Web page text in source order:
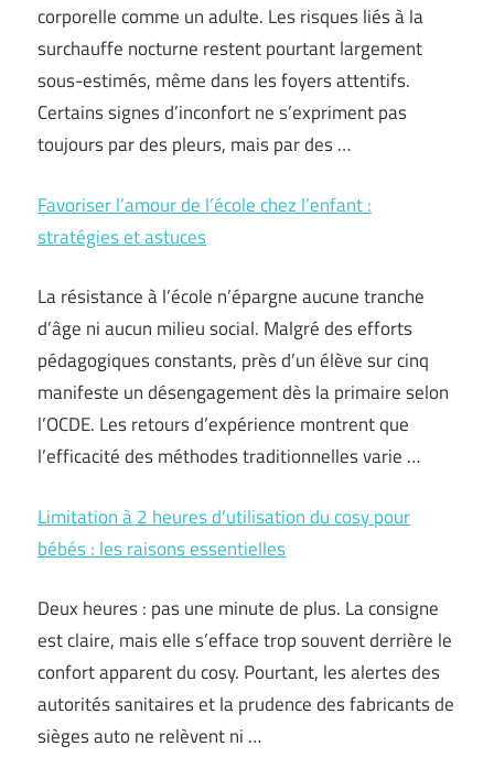
corporelle comme un adulte. Les risques liés à la
surchauffe nocturne restent pourtant largement
sous-estimés, même dans les foyers attentifs.
Certains signes d’inconfort ne s’expriment pas
toujours par des pleurs, mais par des …
Favoriser l’amour de l’école chez l’enfant :
stratégies et astuces
La résistance à l’école n’épargne aucune tranche
d’âge ni aucun milieu social. Malgré des efforts
pédagogiques constants, près d’un élève sur cinq
manifeste un désengagement dès la primaire selon
l’OCDE. Les retours d’expérience montrent que
l’efficacité des méthodes traditionnelles varie …
Limitation à 2 heures d’utilisation du cosy pour
bébés : les raisons essentielles
Deux heures : pas une minute de plus. La consigne
est claire, mais elle s’efface trop souvent derrière le
confort apparent du cosy. Pourtant, les alertes des
autorités sanitaires et la prudence des fabricants de
sièges auto ne relèvent ni …